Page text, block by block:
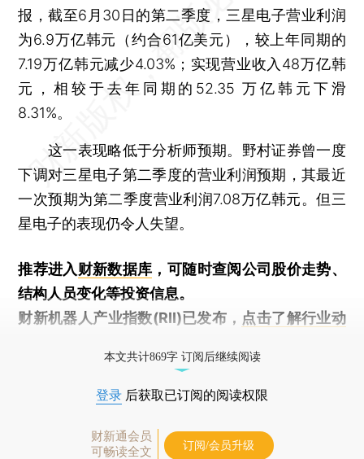
报，截至6月30日的第二季度，三星电子营业利润
为6.9万亿韩元（约合61亿美元），较上年同期的
7.19万亿韩元减少4.03%；实现营业收入48万亿韩
元，相较于去年同期的52.35 万亿韩元下滑
8.31%。
这一表现略低于分析师预期。野村证券曾一度
下调对三星电子第二季度的营业利润预期，其最近
一次预期为第二季度营业利润7.08万亿韩元。但三
星电子的表现仍令人失望。
推荐进入财新数据库 ，可随时查阅公司股价走势、
结构人员变化等投资信息。
财新机器人产业指数(RII)已发布， 点击了解行业动
本文共计869字 订阅后继续阅读
登录 后获取已订阅的阅读权限
财新通会员
可畅读全文
订阅/会员升级